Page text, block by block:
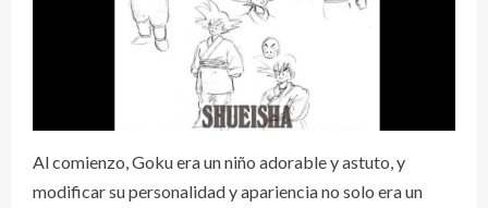
Al comienzo, Goku era un niño adorable y astuto, y
modificar su personalidad y apariencia no solo era un